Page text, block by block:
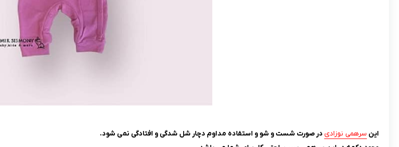
این سرهمی نوزادی در صورت شست و شو و استفاده مداوم دچار شل شدگی و افتادگی نمی شود.